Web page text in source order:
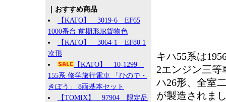
｜おすすめ商品
【KATO】 3019-6 EF65
1000番台 前期形JR貨物色
【KATO】 3064-1 EF80 1
次形
【KATO】 10-1299
155系 修学旅行電車 「ひので・
きぼう」 8両基本セット
【TOMIX】 97904 限定品
キハ55系は
2エンジン三等
ハ26形、全室
が製造されま